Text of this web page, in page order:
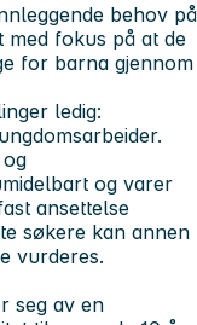
behov på
med fokus på at de
for barna gjennom
ledig:
og varer
ansettelse
søkere kan annen
vurderes.
seg av en